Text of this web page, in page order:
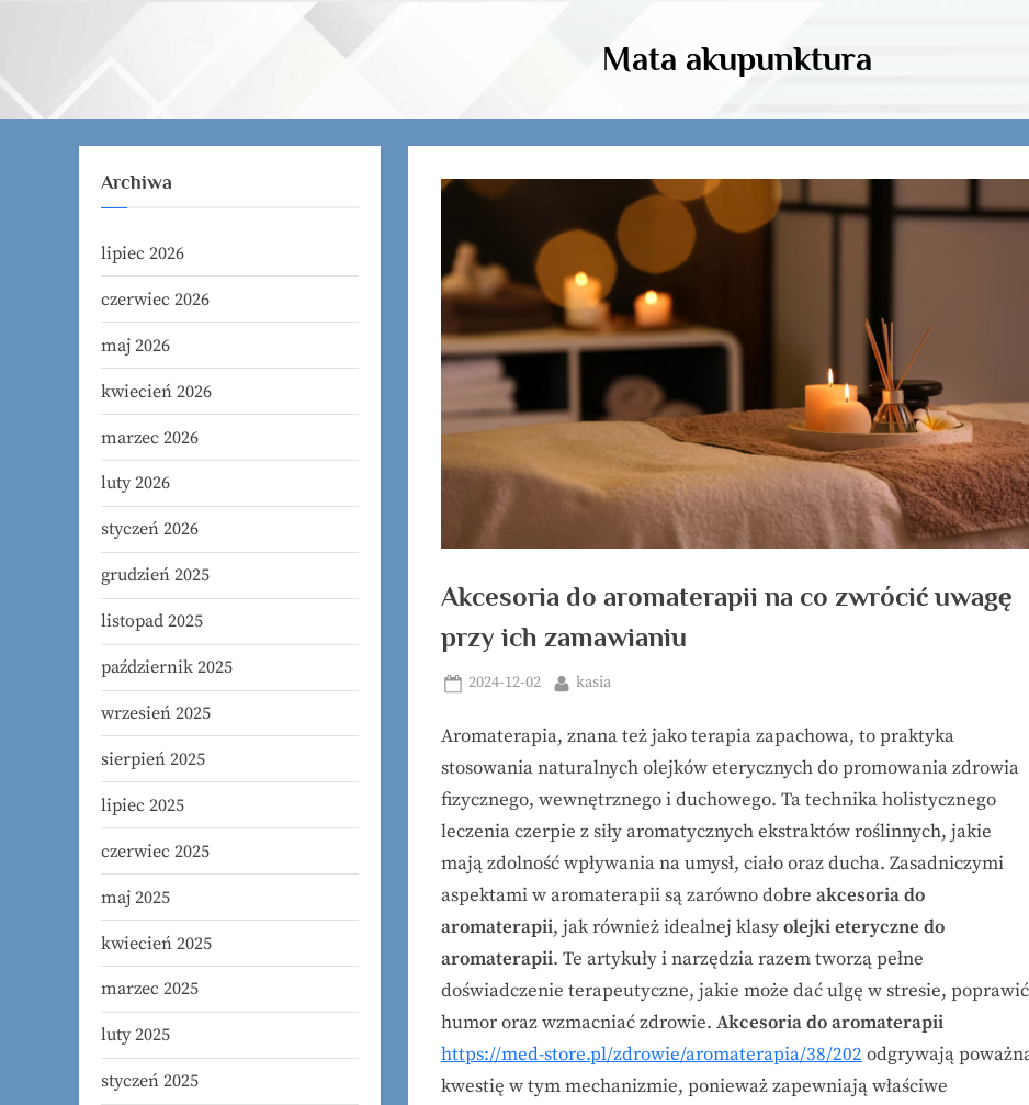
content
Mata akupunktura
Akcesoria do aromaterapii na co zwrócić uwagę
przy ich zamawianiu
Posted
2024-12-02 By
kasia
Aromaterapia, znana też jako terapia zapachowa, to praktyka
stosowania naturalnych olejków eterycznych do promowania zdrowia
fizycznego, wewnętrznego i duchowego. Ta technika holistycznego
leczenia czerpie z siły aromatycznych ekstraktów roślinnych, jakie
mają zdolność wpływania na umysł, ciało oraz ducha. Zasadniczymi
aspektami w aromaterapii są zarówno dobre akcesoria do
aromaterapii, jak również idealnej klasyolejki eteryczne do
aromaterapii. Te artykuły i narzędzia razem tworzą pełne
doświadczenie terapeutyczne, jakie może dać ulgę w stresie, poprawić
humor oraz wzmacniać zdrowie. Akcesoria do aromaterapii
https://med-store.pl/zdrowie/aromaterapia/38/202 odgrywają
kwestię w tym mechanizmie, ponieważ zapewniają właściwe
Archiwa
lipiec 2026
czerwiec 2026
maj 2026
kwiecień 2026
marzec 2026
luty 2026
styczeń 2026
grudzień 2025
listopad 2025
październik 2025
wrzesień 2025
sierpień 2025
lipiec 2025
czerwiec 2025
maj 2025
kwiecień 2025
marzec 2025
luty 2025
styczeń 2025